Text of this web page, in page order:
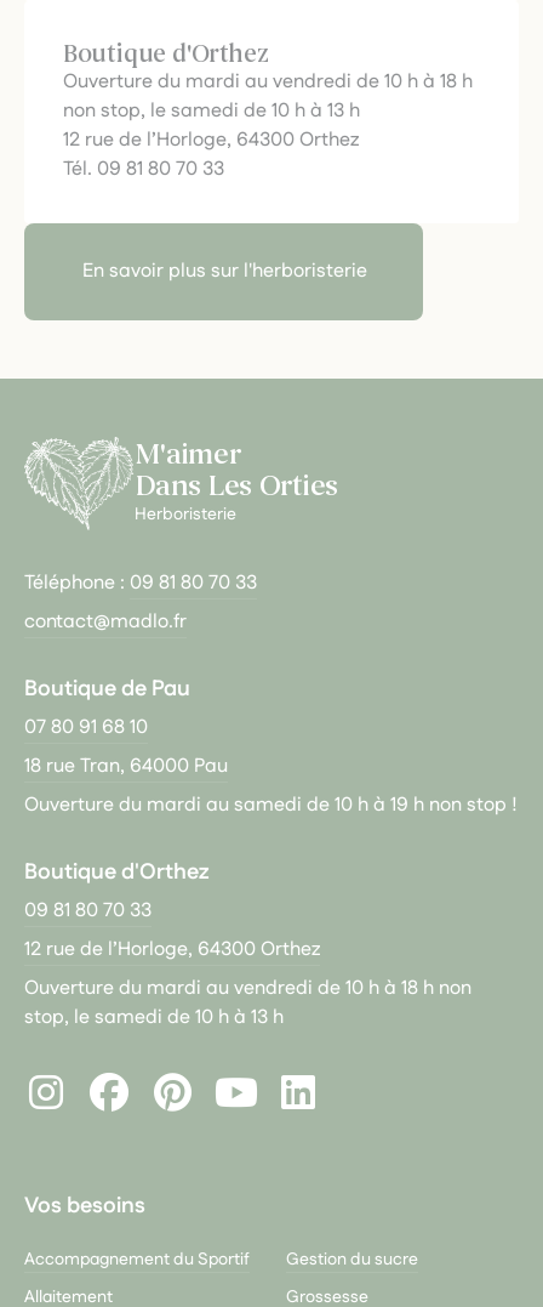
Boutique d'Orthez
Ouverture du mardi au vendredi de 10 h à 18 h
non stop, le samedi de 10 h à 13 h
12 rue de l’Horloge, 64300 Orthez
Tél. 09 81 80 70 33
En savoir plus sur l'herboristerie
M'aimer
Dans Les Orties
Herboristerie
Téléphone : 09 81 80 70 33
contact@madlo.fr
Boutique de Pau
07 80 91 68 10
18 rue Tran, 64000 Pau
Ouverture du mardi au samedi de 10 h à 19 h non stop !
Boutique d'Orthez
09 81 80 70 33
12 rue de l’Horloge, 64300 Orthez
Ouverture du mardi au vendredi de 10 h à 18 h non
stop, le samedi de 10 h à 13 h
InstagramFacebookPinterest
LinkedIn
Vos besoins
Accompagnement du Sportif
Allaitement
Gestion du sucre
Grossesse